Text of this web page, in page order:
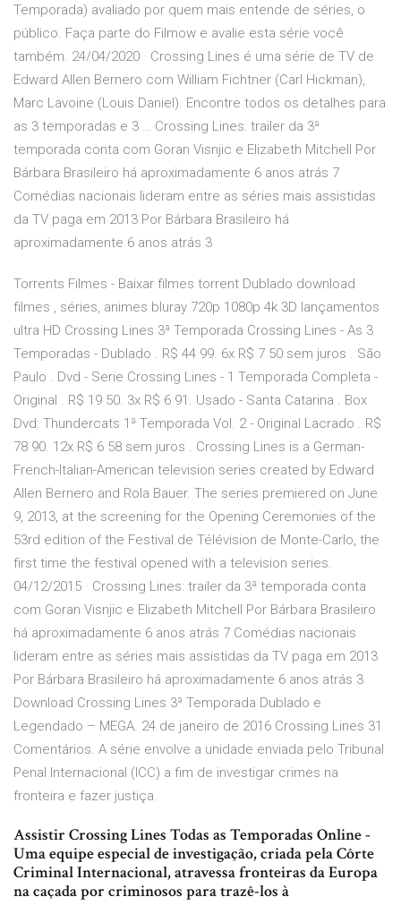
Temporada) avaliado por quem mais entende de séries, o
público. Faça parte do Filmow e avalie esta série você
também. 24/04/2020 · Crossing Lines é uma série de TV de
Edward Allen Bernero com William Fichtner (Carl Hickman),
Marc Lavoine (Louis Daniel). Encontre todos os detalhes para
as 3 temporadas e 3 … Crossing Lines: trailer da 3ª
temporada conta com Goran Visnjic e Elizabeth Mitchell Por
Bárbara Brasileiro há aproximadamente 6 anos atrás 7
Comédias nacionais lideram entre as séries mais assistidas
da TV paga em 2013 Por Bárbara Brasileiro há
aproximadamente 6 anos atrás 3
Torrents Filmes - Baixar filmes torrent Dublado download
filmes , séries, animes bluray 720p 1080p 4k 3D lançamentos
ultra HD Crossing Lines 3ª Temporada Crossing Lines - As 3
Temporadas - Dublado . R$ 44 99. 6x R$ 7 50 sem juros . São
Paulo . Dvd - Serie Crossing Lines - 1 Temporada Completa -
Original . R$ 19 50. 3x R$ 6 91. Usado - Santa Catarina . Box
Dvd: Thundercats 1ª Temporada Vol. 2 - Original Lacrado . R$
78 90. 12x R$ 6 58 sem juros . Crossing Lines is a German-
French-Italian-American television series created by Edward
Allen Bernero and Rola Bauer. The series premiered on June
9, 2013, at the screening for the Opening Ceremonies of the
53rd edition of the Festival de Télévision de Monte-Carlo, the
first time the festival opened with a television series.
04/12/2015 · Crossing Lines: trailer da 3ª temporada conta
com Goran Visnjic e Elizabeth Mitchell Por Bárbara Brasileiro
há aproximadamente 6 anos atrás 7 Comédias nacionais
lideram entre as séries mais assistidas da TV paga em 2013
Por Bárbara Brasileiro há aproximadamente 6 anos atrás 3
Download Crossing Lines 3ª Temporada Dublado e
Legendado – MEGA. 24 de janeiro de 2016 Crossing Lines 31
Comentários. A série envolve a unidade enviada pelo Tribunal
Penal Internacional (ICC) a fim de investigar crimes na
fronteira e fazer justiça.
Assistir Crossing Lines Todas as Temporadas Online -
Uma equipe especial de investigação, criada pela Côrte
Criminal Internacional, atravessa fronteiras da Europa
na caçada por criminosos para trazê-los à